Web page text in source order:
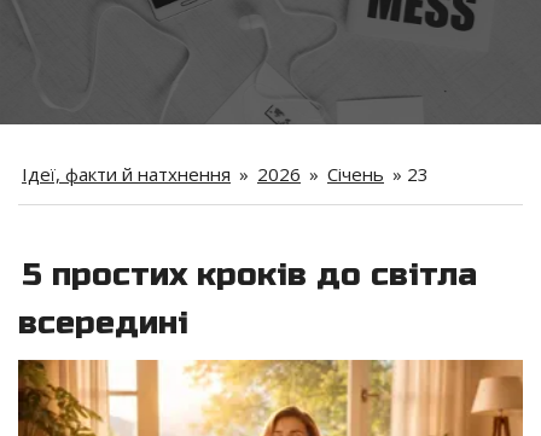
Ідеї, факти й натхнення » 2026 » Січень » 23
5 простих кроків до світла
всередині